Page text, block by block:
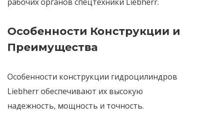
Особенности Конструкции и
Преимущества
Особенности конструкции гидроцилиндров
Liebherrобеспечивают их высокую
надежность, мощность и точность.